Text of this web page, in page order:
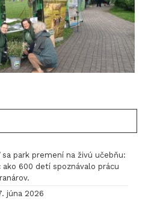
sa park premení na živú učebňu:
ako 600 detí spoznávalo prácu
júna 2026